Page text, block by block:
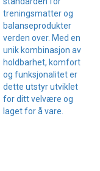
treningsmatter og
balanseprodukter
verden over. Med en
unik kombinasjon av
holdbarhet, komfort
og funksjonalitet er
dette utstyr utviklet
for ditt velvære og
laget for å vare.